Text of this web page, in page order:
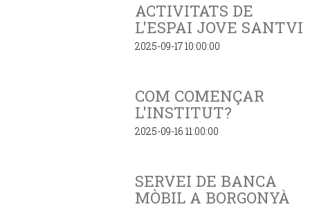
ACTIVITATS DE
L'ESPAI JOVE SANTVI
2025-09-17 10:00:00
COM COMENÇAR
L'INSTITUT?
2025-09-16 11:00:00
SERVEI DE BANCA
MÒBIL A BORGONYÀ